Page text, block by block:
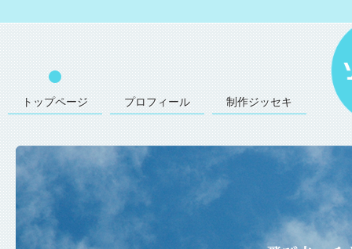
トップページ プロフィール 制作ジッセキ